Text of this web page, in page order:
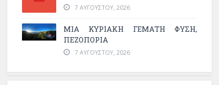
7 ΑΥΓΟΎΣΤΟΥ, 2026
ΜΙΑ ΚΥΡΙΑΚΉ ΓΕΜΆΤΗ ΦΎΣΗ,
ΠΕΖΟΠΟΡΊΑ
7 ΑΥΓΟΎΣΤΟΥ, 2026